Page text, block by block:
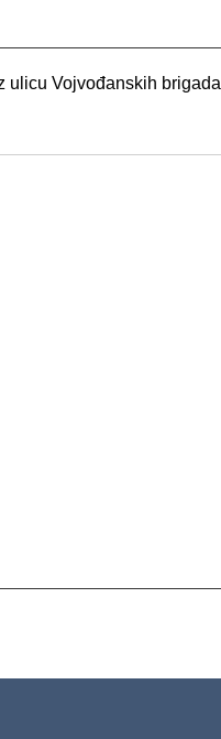
ulicu Vojvođanskih brigada